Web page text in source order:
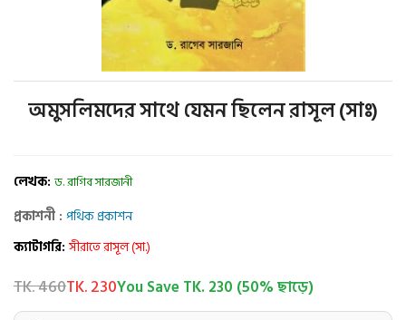
Lost password?
অমুসলিমদের সাথে যেমন ছিলেন রাসূল (সাঃ)
লেখক: ড. রাগিব সারজানী
প্রকাশনী : পথিক প্রকাশন
ক্যাটাগরি:সীরাতে রাসূল (সা.)
TK. 460TK. 230You Save TK. 230 (50% ছাড়ে)